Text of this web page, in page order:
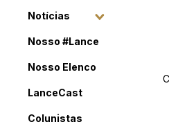
Notícias
Nosso #Lance
Nosso Elenco
LanceCast
Colunistas